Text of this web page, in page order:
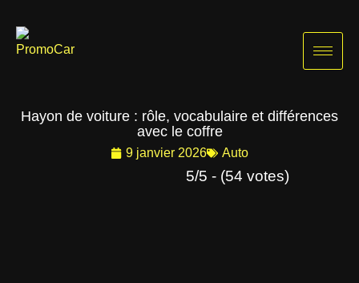
contenu
Hayon de voiture : rôle, vocabulaire et différences
avec le coffre
9 janvier 2026 Auto
5/5 - (54 votes)